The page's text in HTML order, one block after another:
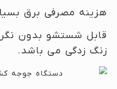
هزینه مصرفی برق
قابل شستشو بدون
زنگ زدگی می باشد.